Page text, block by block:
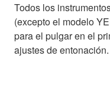
Todos los
(excepto el modelo
para el pulgar en el
ajustes de entonación.